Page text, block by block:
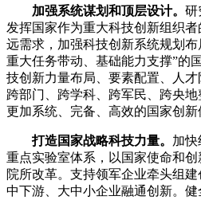
加强系统谋划和顶层设计。 研
发挥国家作为重大科技创新组织
远需求，加强科技创新系统规划布
重大任务带动、基础能力支撑”的
技创新力量布局、要素配置、人
跨部门、跨学科、跨军民、跨央
更加系统、完备、高效的国家创新
打造国家战略科技力量。 加快
重点实验室体系，以国家使命和
院所改革。支持领军企业牵头组
中下游、大中小企业融通创新。